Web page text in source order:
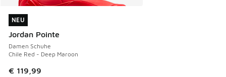
NEU
Jordan Pointe
Damen Schuhe
Chile Red - Deep Maroon
€ 119,99
NEU